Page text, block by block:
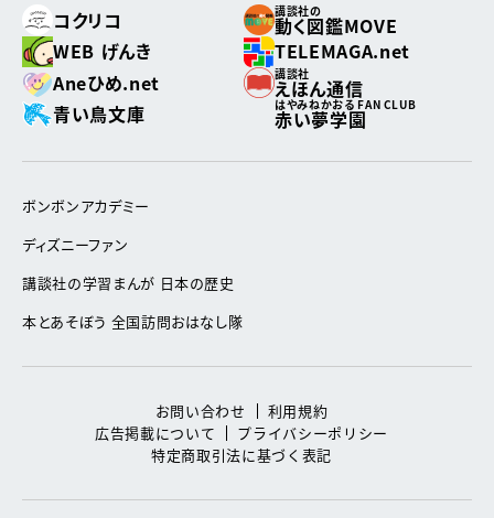
コクリコ
講談社の
動く図鑑MOVE
WEB げんき
TELEMAGA.net
Aneひめ.net
講談社
えほん通信
青い鳥文庫
はやみねかおる FAN CLUB
赤い夢学園
ボンボンアカデミー
ディズニーファン
講談社の学習まんが 日本の歴史
本とあそぼう 全国訪問おはなし隊
お問い合わせ
利用規約
広告掲載について
プライバシーポリシー
特定商取引法に基づく表記